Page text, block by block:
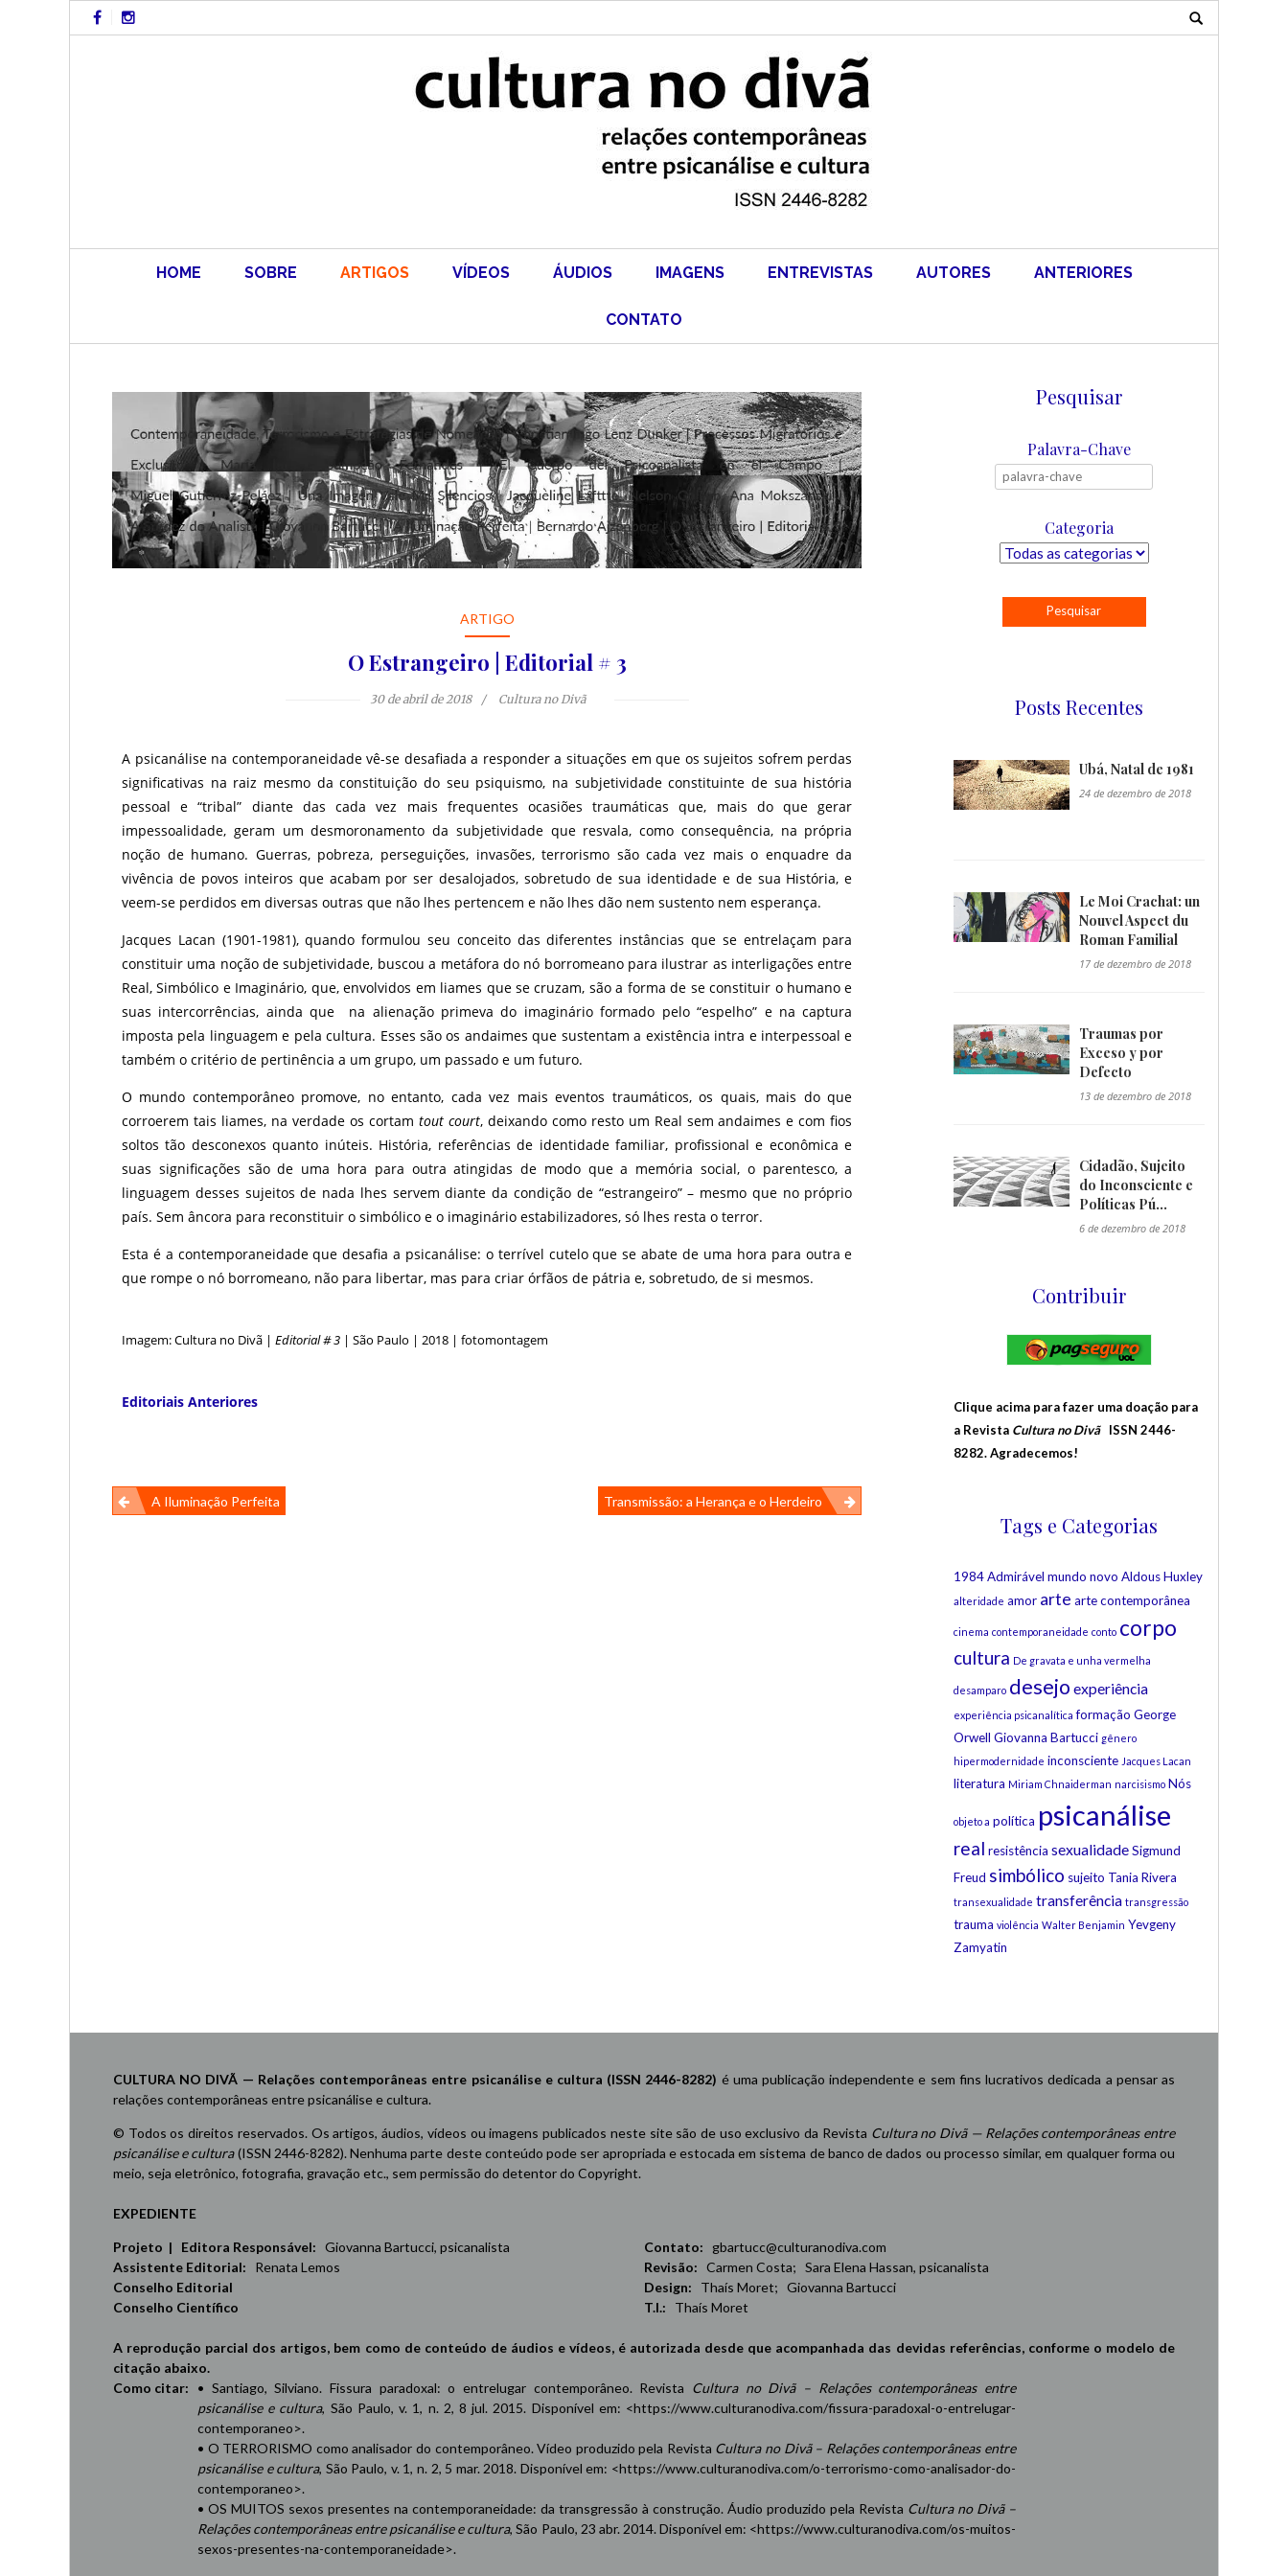
Skip
to
Search
for:
HOME SOBRE ARTIGOS VÍDEOS ÁUDIOS IMAGENS ENTREVISTAS AUTORES ANTERIORES
CONTATO
ARTIGO
O Estrangeiro | Editorial # 3
30 de abril de 2018 Cultura no Divã
A psicanálise na contemporaneidade vê-se desafiada a responder a situações em que os sujeitos sofrem perdas
significativas na raiz mesmo da constituição do seu psiquismo, na subjetividade constituinte de sua história
pessoal e “tribal” diante das cada vez mais frequentes ocasiões traumáticas que, mais do que gerar
impessoalidade, geram um desmoronamento da subjetividade que resvala, como consequência, na própria
noção de humano. Guerras, pobreza, perseguições, invasões, terrorismo são cada vez mais o enquadre da
vivência de povos inteiros que acabam por ser desalojados, sobretudo de sua identidade e de sua História, e
veem-se perdidos em diversas outras que não lhes pertencem e não lhes dão nem sustento nem esperança.
Jacques Lacan (1901-1981), quando formulou seu conceito das diferentes instâncias que se entrelaçam para
constituir uma noção de subjetividade, buscou a metáfora do nó borromeano para ilustrar as interligações entre
Real, Simbólico e Imaginário, que, envolvidos em liames que se cruzam, são a forma de se constituir o humano e
suas intercorrências, ainda que na alienação primeva do imaginário formado pelo “espelho” e na captura
imposta pela linguagem e pela cultura. Esses são os andaimes que sustentam a existência intra e interpessoal e
também o critério de pertinência a um grupo, um passado e um futuro.
O mundo contemporâneo promove, no entanto, cada vez mais eventos traumáticos, os quais, mais do que
corroerem tais liames, na verdade os cortam tout court, deixando como resto um Real sem andaimes e com fios
soltos tão desconexos quanto inúteis. História, referências de identidade familiar, profissional e econômica e
suas significações são de uma hora para outra atingidas de modo que a memória social, o parentesco, a
linguagem desses sujeitos de nada lhes servem diante da condição de “estrangeiro” – mesmo que no próprio
país. Sem âncora para reconstituir o simbólico e o imaginário estabilizadores, só lhes resta o terror.
Esta é a contemporaneidade que desafia a psicanálise: o terrível cutelo que se abate de uma hora para outra e
que rompe o nó borromeano, não para libertar, mas para criar órfãos de pátria e, sobretudo, de si mesmos.
Imagem: Cultura no Divã | Editorial # 3 | São Paulo | 2018 | fotomontagem
Editoriais Anteriores
Navegação
A Iluminação Perfeita Transmissão: a Herança e o Herdeiro
Pesquisar
Palavra-Chave
Categoria
Posts Recentes
"/>
Ubá, Natal de 1981
24 de dezembro de 2018
"/>
Le Moi Crachat: un
Nouvel Aspect du
Roman Familial
17 de dezembro de 2018
"/>
Traumas por
Exceso y por
Defecto
13 de dezembro de 2018
"/>
Cidadão, Sujeito
do Inconsciente e
Políticas Pú...
6 de dezembro de 2018
Contribuir
Clique acima para fazer uma doação para
a Revista Cultura no Divã ISSN 2446-
8282. Agradecemos!
Tags e Categorias
1984 Admirável mundo novo Aldous Huxley
alteridade amor arte arte contemporânea
cinema contemporaneidade conto corpo
cultura De gravata e unha vermelha
desamparo desejo experiência
experiência psicanalítica formação George
Orwell Giovanna Bartucci gênero
hipermodernidade inconsciente Jacques Lacan
literatura Miriam Chnaiderman narcisismo Nós
objeto a política psicanálise
real resistência sexualidade Sigmund
Freud simbólico sujeito Tania Rivera
transexualidade transferência transgressão
trauma violência Walter Benjamin Yevgeny
Zamyatin
CULTURA NO DIVÃ — Relações contemporâneas entre psicanálise e cultura (ISSN 2446-8282) é uma publicação independente e sem fins lucrativos dedicada a pensar as
relações contemporâneas entre psicanálise e cultura.
© Todos os direitos reservados. Os artigos, áudios, vídeos ou imagens publicados neste site são de uso exclusivo da Revista Cultura no Divã — Relações contemporâneas entre
psicanálise e cultura(ISSN 2446-8282). Nenhuma parte deste conteúdo pode ser apropriada e estocada em sistema de banco de dados ou processo similar, em qualquer forma ou
meio, seja eletrônico, fotografia, gravação etc., sem permissão do detentor do Copyright.
EXPEDIENTE
Projeto | Editora Responsável: Giovanna Bartucci, psicanalista
Assistente Editorial: Renata Lemos
Conselho Editorial
Conselho Científico
Contato: gbartucc@culturanodiva.com
Revisão: Carmen Costa; Sara Elena Hassan, psicanalista
Design: Thaís Moret; Giovanna Bartucci
T.I.: Thaís Moret
A reprodução parcial dos artigos, bem como de conteúdo de áudios e vídeos, é autorizada desde que acompanhada das devidas referências, conforme o modelo de
citação abaixo.
Como citar:
• Santiago, Silviano. Fissura paradoxal: o entrelugar contemporâneo. Revista Cultura no Divã – Relações contemporâneas entre
psicanálise e cultura, São Paulo, v. 1, n. 2, 8 jul. 2015. Disponível em: <https://www.culturanodiva.com/fissura-paradoxal-o-entrelugar-
contemporaneo>.
• O TERRORISMO como analisador do contemporâneo. Vídeo produzido pela Revista Cultura no Divã – Relações contemporâneas entre
psicanálise e cultura, São Paulo, v. 1, n. 2, 5 mar. 2018. Disponível em: <https://www.culturanodiva.com/o-terrorismo-como-analisador-do-
contemporaneo>.
• OS MUITOS sexos presentes na contemporaneidade: da transgressão à construção. Áudio produzido pela Revista Cultura no Divã –
Relações contemporâneas entre psicanálise e cultura, São Paulo, 23 abr. 2014. Disponível em: <https://www.culturanodiva.com/os-muitos-
sexos-presentes-na-contemporaneidade>.